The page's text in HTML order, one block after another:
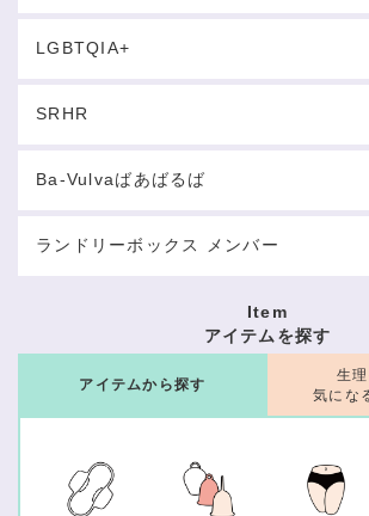
LGBTQIA+
SRHR
Ba-Vulvaばあばるば
ランドリーボックス メンバー
Item
アイテムを探す
アイテムから探す
生
気にな